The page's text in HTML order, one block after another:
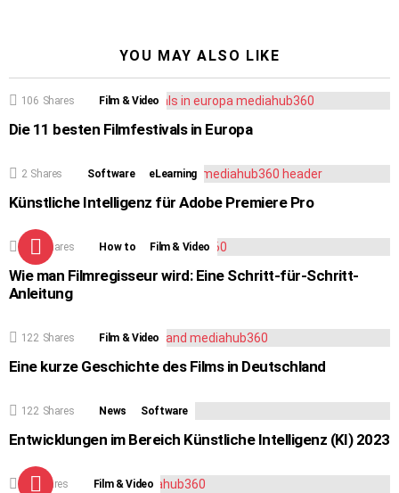
YOU MAY ALSO LIKE
106 Shares Film & Video
Die 11 besten Filmfestivals in Europa
2 Shares Software eLearning
Künstliche Intelligenz für Adobe Premiere Pro
Shares How to Film & Video
Wie man Filmregisseur wird: Eine Schritt-für-Schritt-
Anleitung
122 Shares Film & Video
Eine kurze Geschichte des Films in Deutschland
122 Shares News Software
Entwicklungen im Bereich Künstliche Intelligenz (KI) 2023
Shares Film & Video